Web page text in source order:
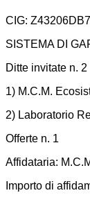
CIG:
SISTEMA DI
Ditte invitate n. 2
1) M.C.M.
2) Laboratorio
Offerte n. 1
Affidataria:
Importo di